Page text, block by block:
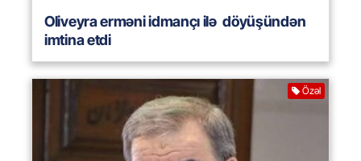
Oliveyra erməni idmançı ilə döyüşündən
imtina etdi
Özəl